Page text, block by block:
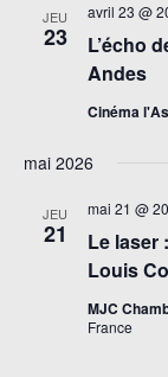
JEU
23
L’écho
Andes
avril 23 @
Cinéma
mai 2026
JEU
21
Le laser
Louis
mai 21 @
MJC
France